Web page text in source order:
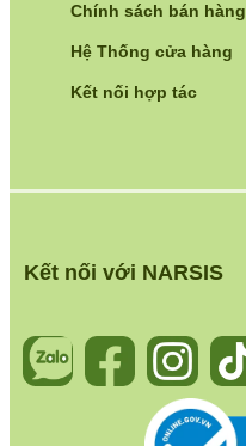
Kết nối với NARSIS
Chính sách bán hàng
Hệ Thống cửa hàng
Kết nối hợp tác